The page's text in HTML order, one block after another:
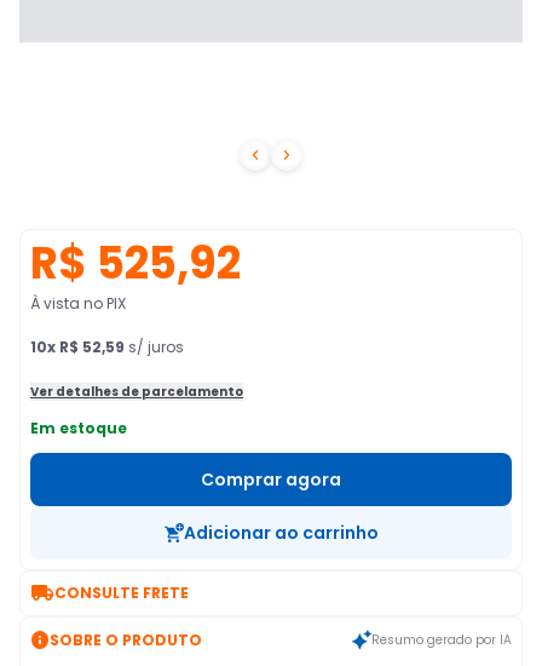
 
R$ 525,92
À vista no PIX
10x R$ 52,59 s/ juros
Ver detalhes de parcelamento
Em estoque
Comprar agora
Adicionar ao carrinho
CONSULTE FRETE
SOBRE O PRODUTO Resumo gerado por IA